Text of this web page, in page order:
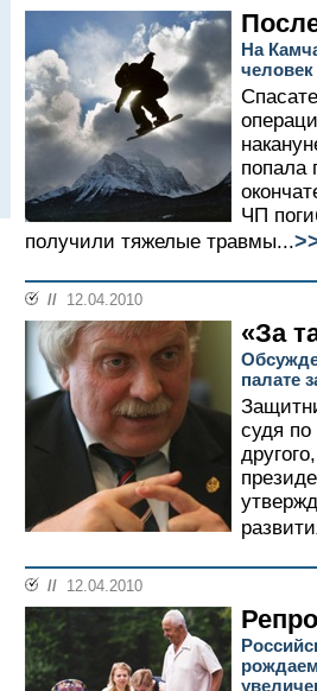
На
человек
попала
ЧП
получили тяжелые травмы...
// 12.04.2010
«За
палате
судя по
// 12.04.2010